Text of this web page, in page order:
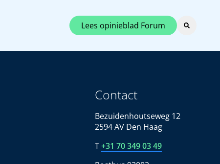
Lees opinieblad Forum
Contact
Bezuidenhoutseweg 12
2594 AV Den Haag
T+31 70 349 03 49